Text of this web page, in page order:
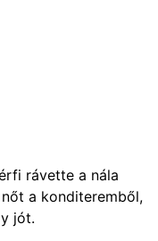
rávette a nála
a konditeremből,
jót.